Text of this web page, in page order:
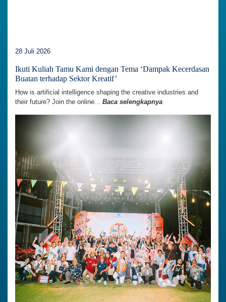
28 Juli 2026
Ikuti Kuliah Tamu Kami dengan Tema ‘Dampak Kecerdasan
Buatan terhadap Sektor Kreatif’
How is artificial intelligence shaping the creative industries and
their future? Join the online... Baca selengkapnya